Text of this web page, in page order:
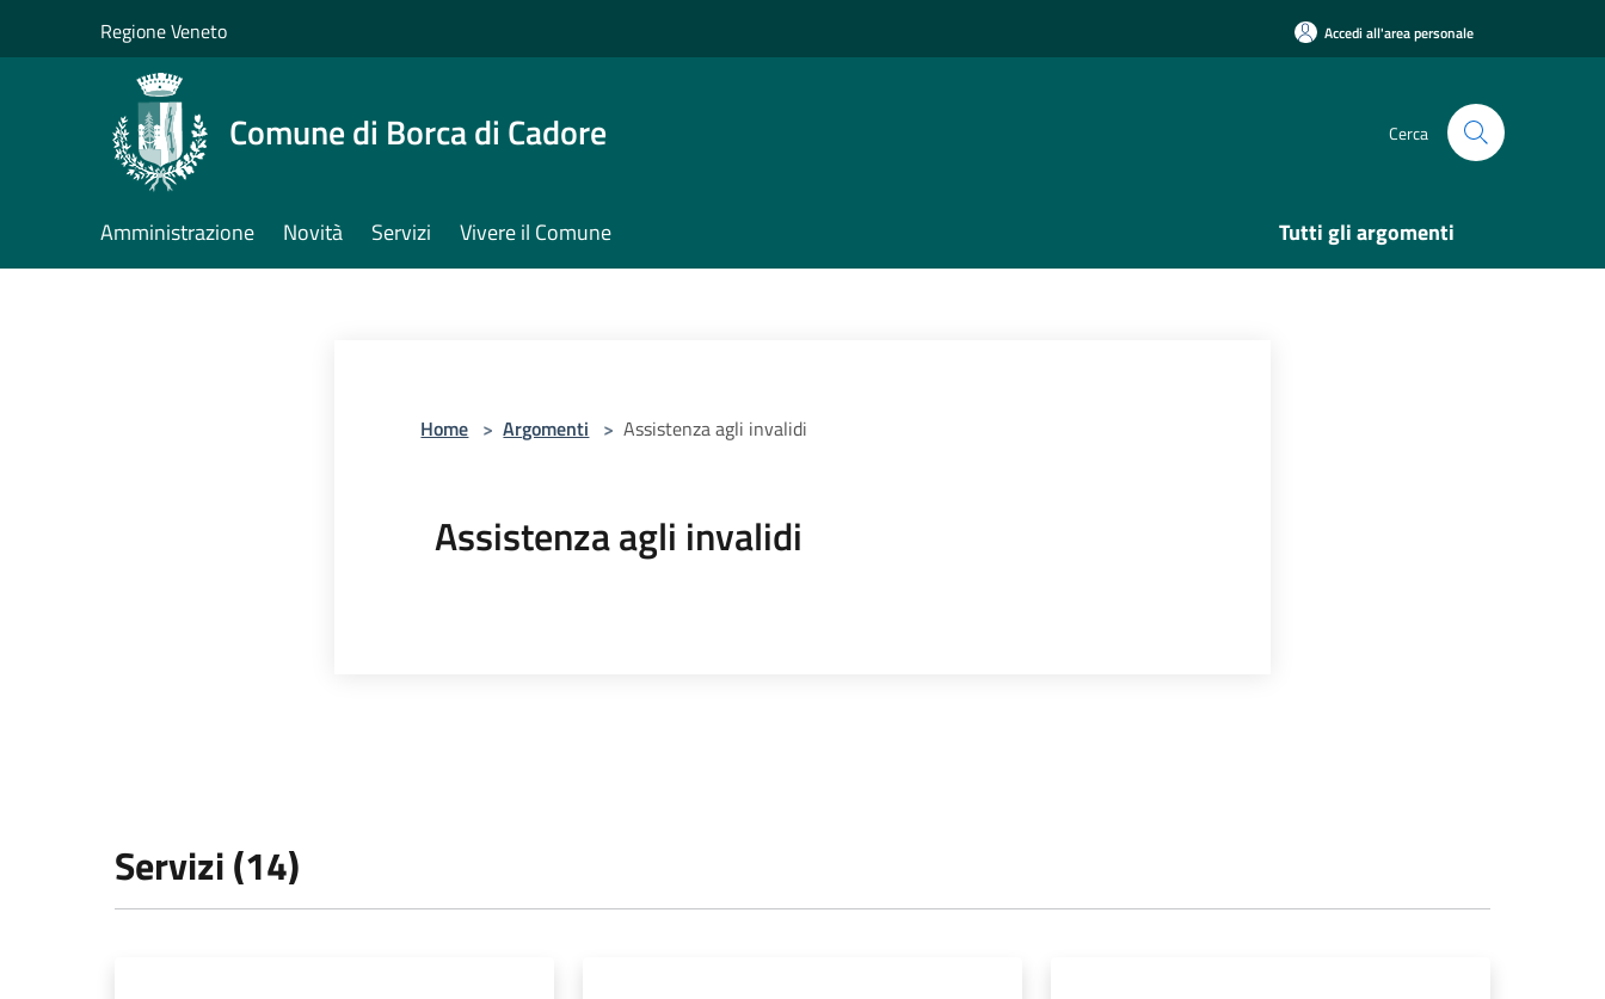
Regione Veneto Accedi all'area personale
Comune di Borca di Cadore Cerca
Amministrazione Novità Servizi Vivere il Comune Tutti gli argomenti
Home > Argomenti > Assistenza agli invalidi
Assistenza agli invalidi
Servizi (14)